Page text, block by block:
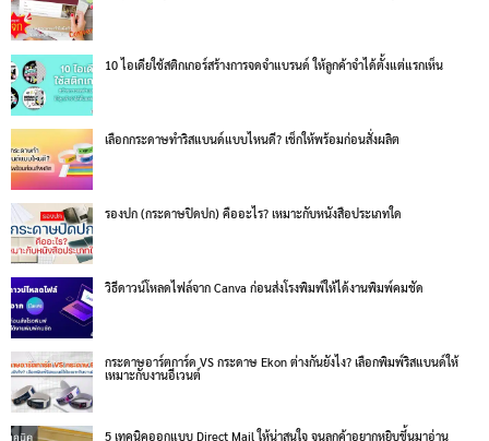
10 ไอเดียใช้สติกเกอร์สร้างการจดจำแบรนด์ ให้ลูกค้าจำได้ตั้งแต่แรกเห็น
เลือกกระดาษทำริสแบนด์แบบไหนดี? เช็กให้พร้อมก่อนสั่งผลิต
รองปก (กระดาษปิดปก) คืออะไร? เหมาะกับหนังสือประเภทใด
วิธีดาวน์โหลดไฟล์จาก Canva ก่อนส่งโรงพิมพ์ให้ได้งานพิมพ์คมชัด
กระดาษอาร์ตการ์ด VS กระดาษ Ekon ต่างกันยังไง? เลือกพิมพ์ริสแบนด์ให้
เหมาะกับงานอีเวนต์
5 เทคนิคออกแบบ Direct Mail ให้น่าสนใจ จนลูกค้าอยากหยิบขึ้นมาอ่าน